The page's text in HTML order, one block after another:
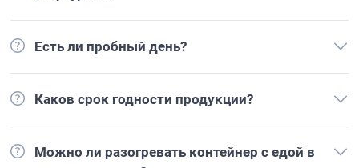
Есть ли пробный день?
Каков срок годности продукции?
Можно ли разогревать контейнер с едой в